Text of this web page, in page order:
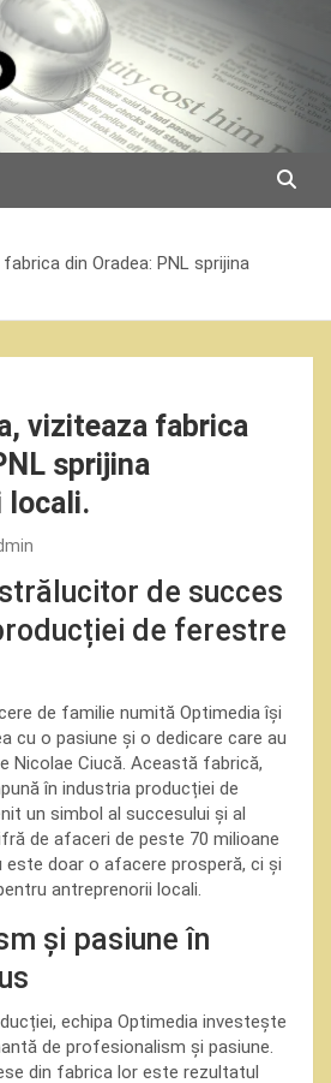
din Oradea: PNL sprijina
viziteaza fabrica
sprijina
locali.
de succes
de ferestre
de familie numită Optimedia își
cu o pasiune și o dedicare care au
Nicolae Ciucă. Această fabrică,
în industria producției de
un simbol al succesului și al
de afaceri de peste 70 milioane
este doar o afacere prosperă, ci și
antreprenorii locali.
și pasiune în
echipa Optimedia investește
de profesionalism și pasiune.
din fabrica lor este rezultatul